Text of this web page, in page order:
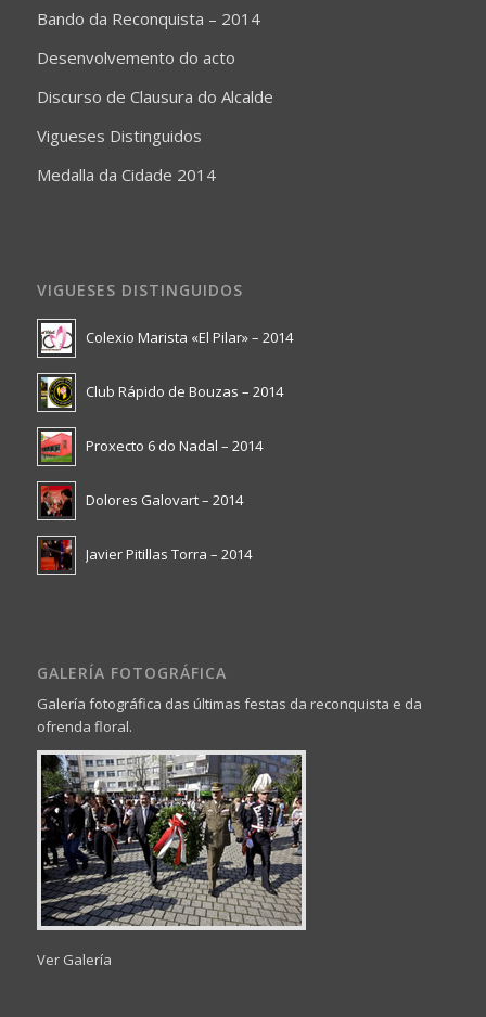
Bando da Reconquista – 2014
Desenvolvemento do acto
Discurso de Clausura do Alcalde
Vigueses Distinguidos
Medalla da Cidade 2014
VIGUESES DISTINGUIDOS
Colexio Marista «El Pilar» – 2014
Club Rápido de Bouzas – 2014
Proxecto 6 do Nadal – 2014
Dolores Galovart – 2014
Javier Pitillas Torra – 2014
GALERÍA FOTOGRÁFICA
Galería fotográfica das últimas festas da reconquista e da
ofrenda floral.
Ver Galería